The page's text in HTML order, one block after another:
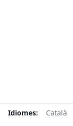
Idiomes: Català